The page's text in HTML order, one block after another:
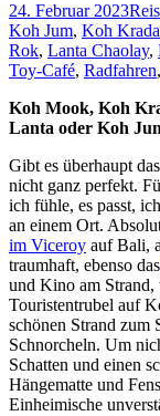
24. Februar 2023
Koh Jum, Koh
Rok, Lanta Chaolay,
Toy-Café, Radfahren,
Koh Mook, Koh
Lanta oder Koh
Gibt es überhaupt
nicht ganz perfekt.
ich fühle, es passt,
an einem Ort.
im Viceroy auf Bali,
traumhaft, ebenso das
und Kino am
Touristentrubel auf
schönen Strand zum
Schnorcheln. Um
Schatten und einen
Hängematte und
Einheimische